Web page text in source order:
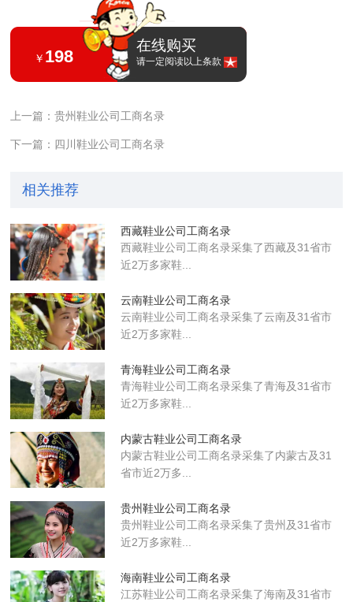
￥ 198
在线购买
请一定阅读以上条款
上一篇：贵州鞋业公司工商名录
下一篇：四川鞋业公司工商名录
相关推荐
西藏鞋业公司工商名录
西藏鞋业公司工商名录采集了西藏及31省市
近2万多家鞋...
云南鞋业公司工商名录
云南鞋业公司工商名录采集了云南及31省市
近2万多家鞋...
青海鞋业公司工商名录
青海鞋业公司工商名录采集了青海及31省市
近2万多家鞋...
内蒙古鞋业公司工商名录
内蒙古鞋业公司工商名录采集了内蒙古及31
省市近2万多...
贵州鞋业公司工商名录
贵州鞋业公司工商名录采集了贵州及31省市
近2万多家鞋...
海南鞋业公司工商名录
江苏鞋业公司工商名录采集了海南及31省市